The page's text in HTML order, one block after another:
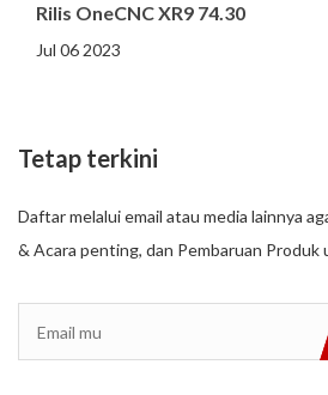
Rilis OneCNC XR9 74.30
Jul 06 2023
Tetap terkini
Daftar melalui email atau media lainnya
& Acara penting, dan Pembaruan Produk